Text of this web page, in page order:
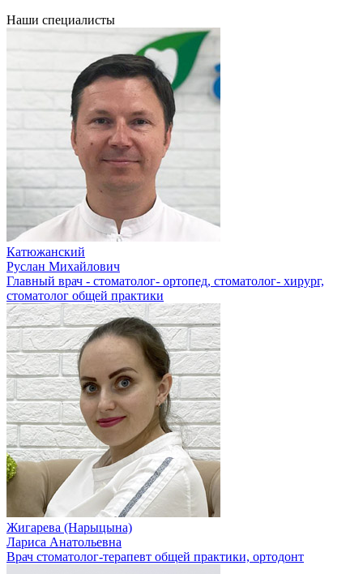
Наши специалисты
Катюжанский
Руслан Михайлович
Главный врач - стоматолог- ортопед, стоматолог- хирург,
стоматолог общей практики
Жигарева (Нарыцына)
Лариса Анатольевна
Врач стоматолог-терапевт общей практики, ортодонт